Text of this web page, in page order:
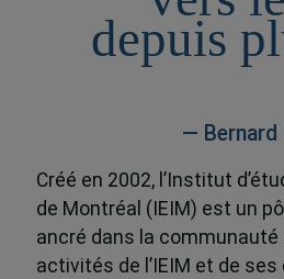
depuis
— Bernard
Créé en 2002, l’Institut
de Montréal (IEIM) est un
ancré dans la
activités de l’IEIM et de